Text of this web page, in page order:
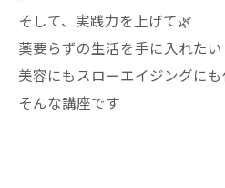
そして、実践力を上げて🌿
薬要らずの生活を手に入れたい
美容にもスローエイジングに
そんな講座です